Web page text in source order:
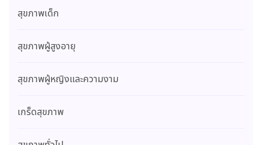
สุขภาพเด็ก
สุขภาพผู้สูงอายุ
สุขภาพผู้หญิงและความงาม
เกร็ดสุขภาพ